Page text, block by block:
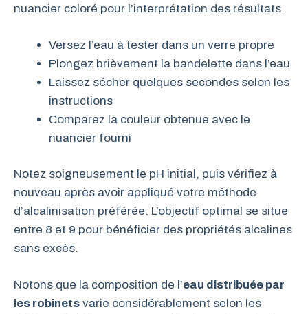
nuancier coloré pour l’interprétation des résultats.
Versez l’eau à tester dans un verre propre
Plongez brièvement la bandelette dans l’eau
Laissez sécher quelques secondes selon les
instructions
Comparez la couleur obtenue avec le
nuancier fourni
Notez soigneusement le pH initial, puis vérifiez à
nouveau après avoir appliqué votre méthode
d’alcalinisation préférée. L’objectif optimal se situe
entre 8 et 9 pour bénéficier des propriétés alcalines
sans excès.
Notons que la composition de l’eau distribuée par
les robinets varie considérablement selon les